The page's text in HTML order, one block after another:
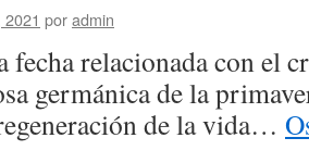
poradmin
fecha relacionada con el
germánica de la
de la vida…